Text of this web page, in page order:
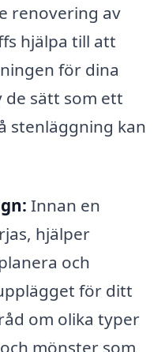
renovering av
hjälpa till att
för dina
de sätt som ett
stenläggning kan
Innan en
hjälper
och
för ditt
om olika typer
mönster som